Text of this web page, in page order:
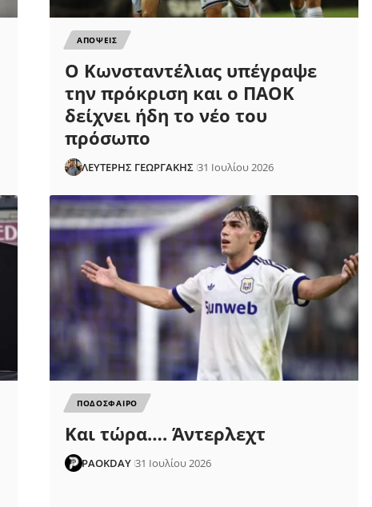
ΑΠΟΨΕΙΣ
Ο Κωνσταντέλιας υπέγραψε
την πρόκριση και ο ΠΑΟΚ
δείχνει ήδη το νέο του
πρόσωπο
ΛΕΥΤΕΡΗΣ ΓΕΩΡΓΑΚΗΣ 31 Ιουλίου 2026
ΠΟΔΟΣΦΑΙΡΟ
Και τώρα…. Άντερλεχτ
PAOKDAY 31 Ιουλίου 2026